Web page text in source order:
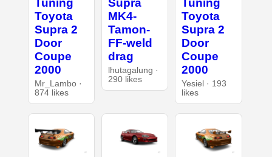
Toyota
Supra 2
Door
Coupe
2000
Mr_Lambo ·
874 likes
MK4-
Tamon-
FF-weld
drag
lhutagalung ·
290 likes
Toyota
Supra 2
Door
Coupe
2000
Yesiel · 193
likes